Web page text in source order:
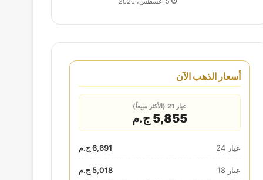
أسعار الذهب الآن
عيار 21 (الأكثر مبيعاً)
5,855 ج.م
عيار 24 6,691 ج.م
عيار 18 5,018 ج.م